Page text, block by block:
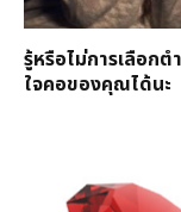
รู้หรือไม่การเลือก
ใจคอของคุณได้นะ